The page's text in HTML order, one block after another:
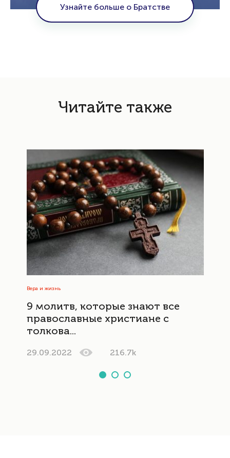
Узнайте больше о Братстве
Читайте также
Вера и жизнь
9 молитв, которые знают все
православные христиане с
толкова...
29.09.2022 216.7k